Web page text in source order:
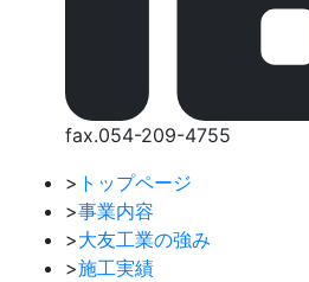
fax.054-209-4755
> トップページ
>事業内容
>大友工業の強み
>施工実績